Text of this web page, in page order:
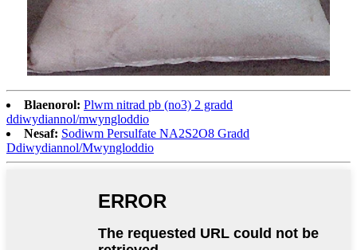
Blaenorol: Plwm nitrad pb (no3) 2 gradd
ddiwydiannol/mwyngloddio
Nesaf: Sodiwm Persulfate NA2S2O8 Gradd
Ddiwydiannol/Mwyngloddio